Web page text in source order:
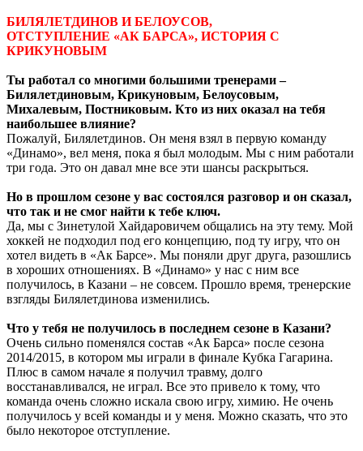
БИЛЯЛЕТДИНОВ И БЕЛОУСОВ,
ОТСТУПЛЕНИЕ «АК БАРСА», ИСТОРИЯ С
КРИКУНОВЫМ
Ты работал со многими большими тренерами –
Билялетдиновым, Крикуновым, Белоусовым,
Михалевым, Постниковым. Кто из них оказал на тебя
наибольшее влияние?
Пожалуй, Билялетдинов. Он меня взял в первую команду
«Динамо», вел меня, пока я был молодым. Мы с ним работали
три года. Это он давал мне все эти шансы раскрыться.
Но в прошлом сезоне у вас состоялся разговор и он сказал,
что так и не смог найти к тебе ключ.
Да, мы с Зинетулой Хайдаровичем общались на эту тему. Мой
хоккей не подходил под его концепцию, под ту игру, что он
хотел видеть в «Ак Барсе». Мы поняли друг друга, разошлись
в хороших отношениях. В «Динамо» у нас с ним все
получилось, в Казани – не совсем. Прошло время, тренерские
взгляды Билялетдинова изменились.
Что у тебя не получилось в последнем сезоне в Казани?
Очень сильно поменялся состав «Ак Барса» после сезона
2014/2015, в котором мы играли в финале Кубка Гагарина.
Плюс в самом начале я получил травму, долго
восстанавливался, не играл. Все это привело к тому, что
команда очень сложно искала свою игру, химию. Не очень
получилось у всей команды и у меня. Можно сказать, что это
было некоторое отступление.